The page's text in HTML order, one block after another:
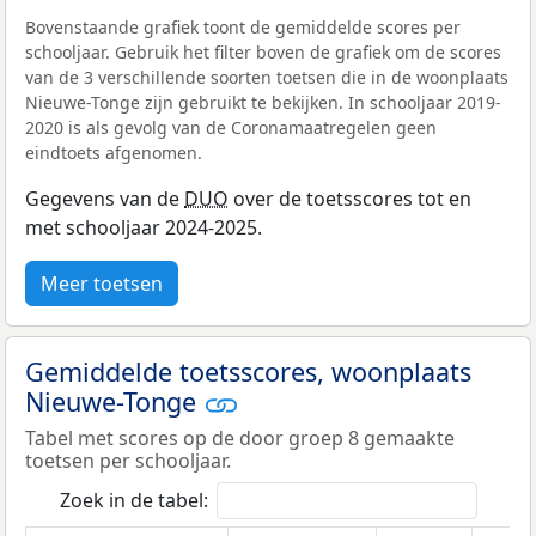
Bovenstaande grafiek toont de gemiddelde scores per
schooljaar. Gebruik het filter boven de grafiek om de scores
van de 3 verschillende soorten toetsen die in de woonplaats
Nieuwe-Tonge zijn gebruikt te bekijken. In schooljaar 2019-
2020 is als gevolg van de Coronamaatregelen geen
eindtoets afgenomen.
Gegevens van de DUO over de toetsscores tot en
met schooljaar 2024-2025.
Meer toetsen
Gemiddelde toetsscores, woonplaats
Nieuwe-Tonge
Tabel met scores op de door groep 8 gemaakte
toetsen per schooljaar.
Zoek in de tabel: